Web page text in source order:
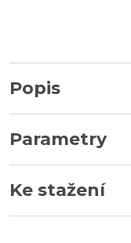
Popis
Parametry
Ke stažení